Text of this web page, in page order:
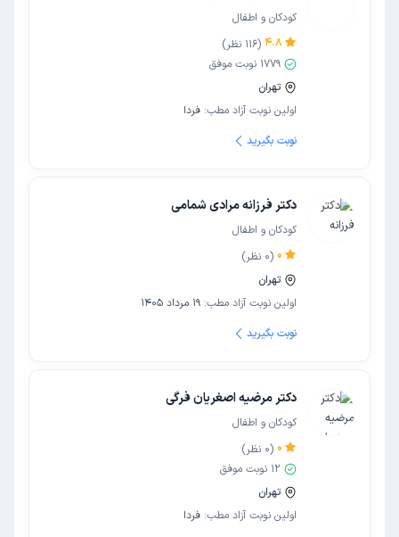
کودکان و اطفال
4.8
(
116 نظر)
1779 نوبت موفق
تهران
اولین نوبت آزاد مطب: فردا
نوبت بگیرید
دکتر فرزانه مرادی شمامی
کودکان و اطفال
0
(
0 نظر)
تهران
اولین نوبت آزاد مطب: 19 مرداد 1405
نوبت بگیرید
دکتر مرضیه اصغریان فرگی
کودکان و اطفال
0
(
0 نظر)
12 نوبت موفق
تهران
اولین نوبت آزاد مطب: فردا